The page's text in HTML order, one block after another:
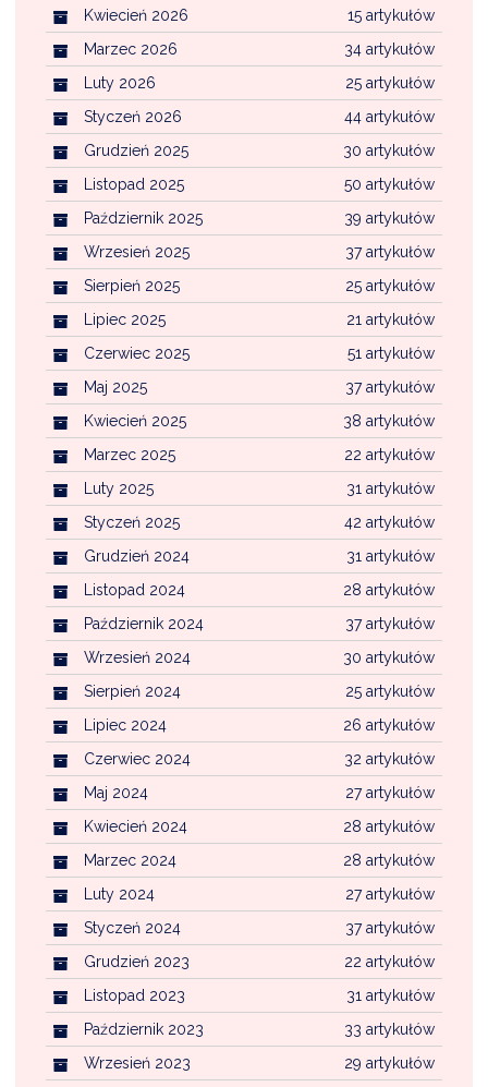
15 artykułów
Kwiecień 2026
34 artykułów
Marzec 2026
25 artykułów
Luty 2026
44 artykułów
Styczeń 2026
30 artykułów
Grudzień 2025
50 artykułów
Listopad 2025
39 artykułów
Październik 2025
37 artykułów
Wrzesień 2025
25 artykułów
Sierpień 2025
21 artykułów
Lipiec 2025
51 artykułów
Czerwiec 2025
37 artykułów
Maj 2025
38 artykułów
Kwiecień 2025
22 artykułów
Marzec 2025
31 artykułów
Luty 2025
42 artykułów
Styczeń 2025
31 artykułów
Grudzień 2024
28 artykułów
Listopad 2024
37 artykułów
Październik 2024
30 artykułów
Wrzesień 2024
25 artykułów
Sierpień 2024
26 artykułów
Lipiec 2024
32 artykułów
Czerwiec 2024
27 artykułów
Maj 2024
28 artykułów
Kwiecień 2024
28 artykułów
Marzec 2024
27 artykułów
Luty 2024
37 artykułów
Styczeń 2024
22 artykułów
Grudzień 2023
31 artykułów
Listopad 2023
33 artykułów
Październik 2023
29 artykułów
Wrzesień 2023